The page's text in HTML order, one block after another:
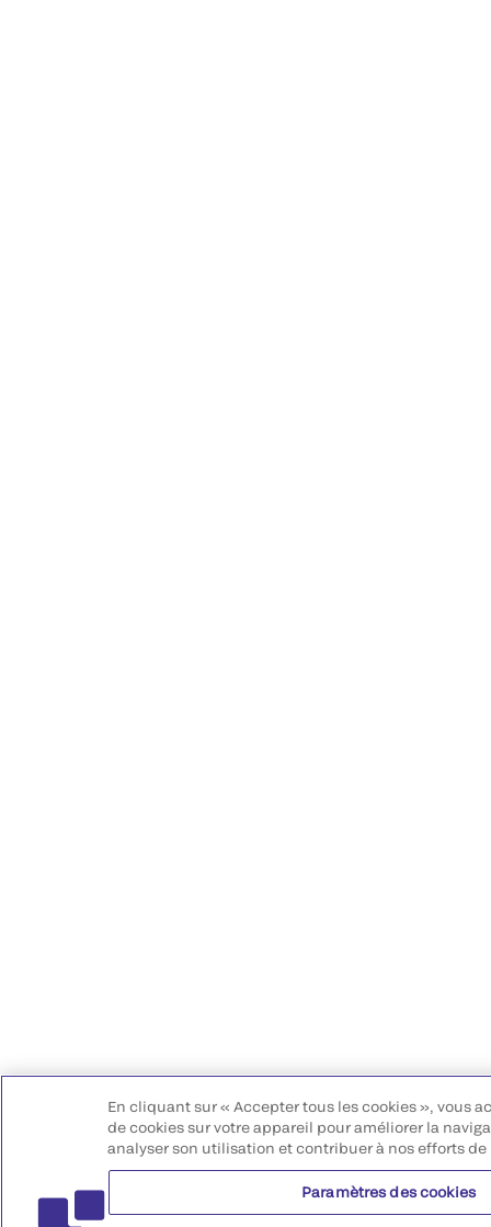
En cliquant sur « Accepter tous les cookies », vous
de cookies sur votre appareil pour améliorer la
analyser son utilisation et contribuer à nos efforts
Paramètres des cookies